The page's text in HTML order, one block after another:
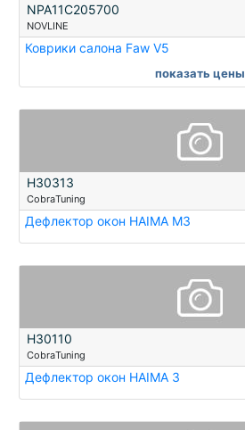
NPA11C205700
NOVLINE
Коврики салона Faw V5
показать цены
H30313
CobraTuning
Дефлектор окон HAIMA M3
H30110
CobraTuning
Дефлектор окон HAIMA 3